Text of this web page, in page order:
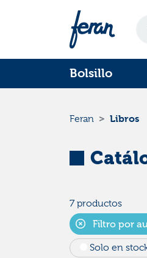
Bolsillo
Feran Libros
7 productos
Filtro por
Solo en